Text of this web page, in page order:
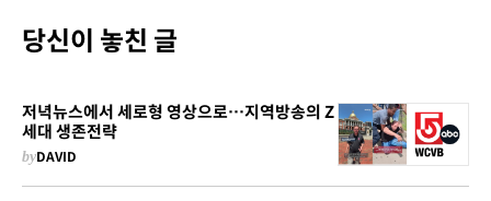
당신이 놓친 글
저녁뉴스에서 세로형 영상으로…지역방송의 Z
세대 생존전략
byDAVID